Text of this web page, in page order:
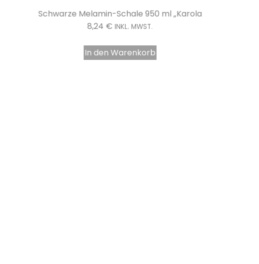
Schwarze Melamin-Schale 950 ml „Karola
8,24 € INKL. MWST.
In den Warenkorb